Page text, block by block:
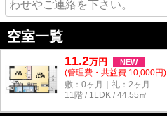
わせやご連絡を下さい。
空室一覧
11.2万円 NEW
(管理費・共益費 10,000円)
敷：0ヶ月｜礼：2ヶ月
11階 / 1LDK / 44.55㎡